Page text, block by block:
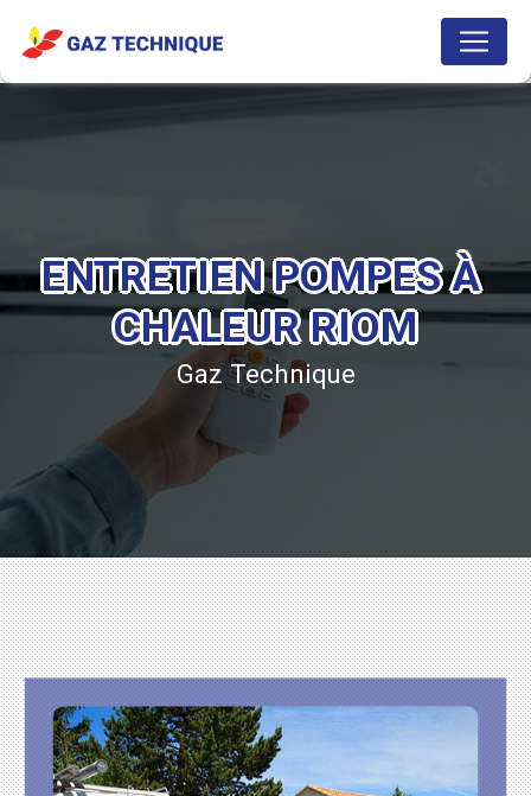
ENTRETIEN POMPES À
CHALEUR RIOM
Gaz Technique